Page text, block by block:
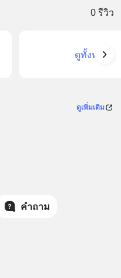
0 รีวิว
ดูทั้งหมด
ดูเพิ่มเติม
คำถาม